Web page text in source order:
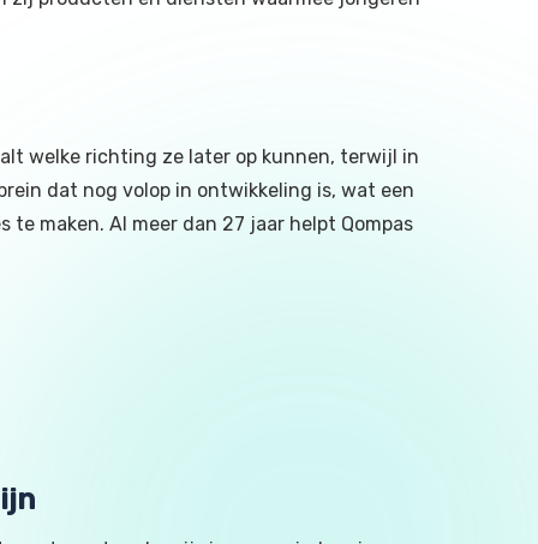
welke richting ze later op kunnen, terwijl in
dat nog volop in ontwikkeling is, wat een
maken. Al meer dan 27 jaar helpt Qompas